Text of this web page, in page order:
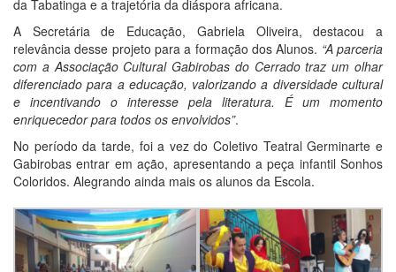
da Tabatinga e a trajetória da diáspora africana.
A Secretária de Educação, Gabriela Oliveira, destacou a
relevância desse projeto para a formação dos Alunos. “A parceria
com a Associação Cultural Gabirobas do Cerrado traz um olhar
diferenciado para a educação, valorizando a diversidade cultural
e incentivando o interesse pela literatura. É um momento
enriquecedor para todos os envolvidos”.
No período da tarde, foi a vez do Coletivo Teatral Germinarte e
Gabirobas entrar em ação, apresentando a peça infantil Sonhos
Coloridos. Alegrando ainda mais os alunos da Escola.